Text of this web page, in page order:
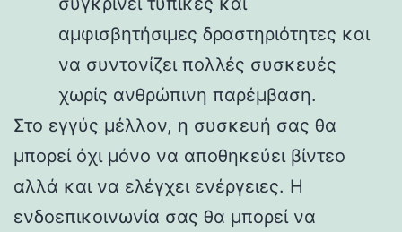
αμφισβητήσιμες δραστηριότητες και
να συντονίζει πολλές συσκευές
χωρίς ανθρώπινη παρέμβαση.
Στο εγγύς μέλλον, η συσκευή σας θα
μπορεί όχι μόνο να αποθηκεύει βίντεο
αλλά και να ελέγχει ενέργειες. Η
ενδοεπικοινωνία σας θα μπορεί να